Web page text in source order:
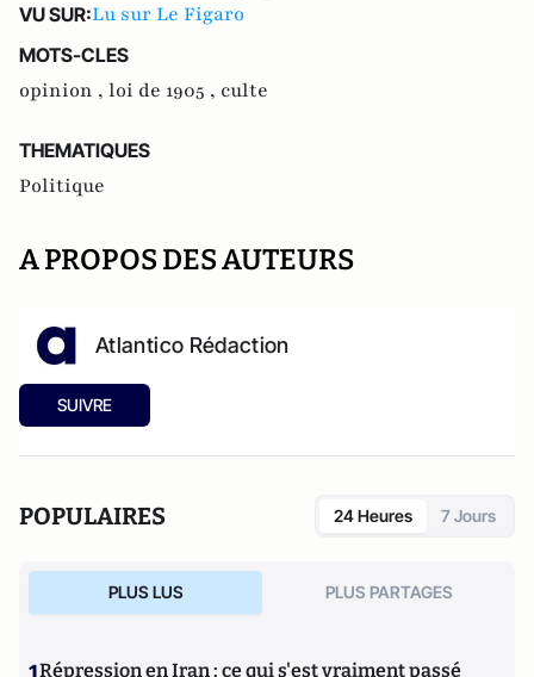
VU SUR:Lu sur Le Figaro
MOTS-CLES
opinion , loi de 1905 , culte
THEMATIQUES
Politique
A PROPOS DES AUTEURS
Atlantico Rédaction
SUIVRE
POPULAIRES 24 Heures 7 Jours
PLUS LUS PLUS PARTAGES
Répression en Iran : ce qui s'est vraiment passé